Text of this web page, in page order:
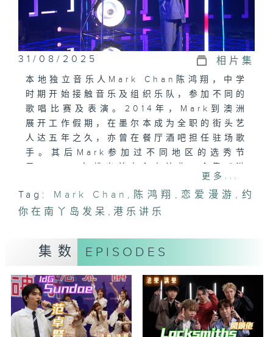
31/08/2025 相片集
本地独立音乐人Mark Chan陈鸿翔，中学
时期开始接触音乐及组织乐队，参加不同的
歌唱比赛及表演。2014年，Mark到澳洲
展开工作假期，在墨尔本成为全职的街头艺
人达五年之久，亦曾在餐厅酒吧担任驻场歌
手。其后Mark参加过不同地区的选秀节
乐‧讲乐》Mark Chan为大家带来自己作
曲填词的作品，并分享自己的恋爱经历及
`busking趣事。
崔洁彤、周卓盈
歌曲：
《恋爱漫游》
《约你在南丫岛发呆》
更多...
Tag: Mark Chan , 陈鸿翔 , 恋爱漫游 , 约
你在南丫岛发呆 ,港乐讲乐
集数 EPISODES